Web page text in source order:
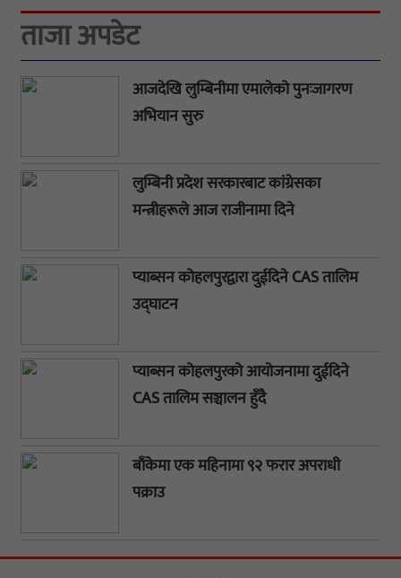
ताजा अपडेट
आजदेखि लुम्बिनीमा एमालेको पुनःजागरण
अभियान सुरु
लुम्बिनी प्रदेश सरकारबाट कांग्रेसका
मन्त्रीहरूले आज राजीनामा दिने
प्याब्सन कोहलपुरद्वारा दुईदिने CAS तालिम
उद्घाटन
प्याब्सन कोहलपुरको आयोजनामा दुईदिने
CAS तालिम सञ्चालन हुँदै
बाँकेमा एक महिनामा ९२ फरार अपराधी
पक्राउ